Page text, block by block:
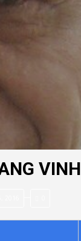
VINH